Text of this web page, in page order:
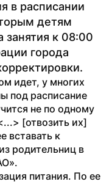
в расписании
детям
занятия к 08:00
города
идет, у многих
под расписание
не по одному
[отвозить их]
вставать к
родительниц в
питания. По ее